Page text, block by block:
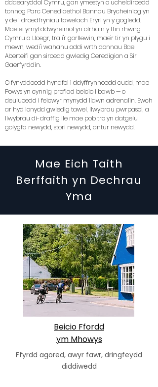
ddaearyddol Cymru, gan ymestyn o ucheldiroedd
tonnog Parc Cenedlaethol Bannau Brycheiniog yn
y de i droedfryniau tawelach Eryri yn y gogledd.
Mae ei ymyl ddwyreiniol yn olrhain y ffin rhwng
Cymru a Lloegr, tra i'r gorllewin, mae'r tir yn plygu i
mewn, wedi'i wahanu oddi wrth donnau Bae
Aberteifi gan siroedd gwledig Ceredigion a Sir
Gaerfyrddin.
O fynyddoedd hynafol i ddyffrynnoedd cudd, mae
Powys yn cynnig profiad beicio i bawb — o
deuluoedd i feicwyr mynydd llawn adrenalin. Ewch
ar hyd lonydd gwledig tawel, llwybrau pwrpasol, a
llwybrau di-draffig lle mae pob tro yn datgelu
golygfa newydd, stori newydd, antur newydd.
Mae Eich Taith
Berffaith yn Dechrau
Yma
Beicio Ffordd
ym Mhowys
Ffyrdd agored, awyr fawr, dringfeydd
diddiwedd